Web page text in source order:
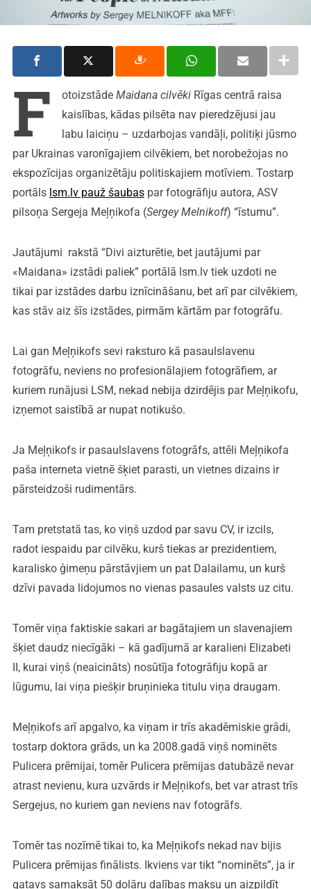
F otoizstādeMaidana cilvēkiRīgas centrā raisa
kaislības, kādas pilsēta nav pieredzējusi jau
labu laiciņu – uzdarbojas vandāļi, politiķi jūsmo
par Ukrainas varonīgajiem cilvēkiem, bet norobežojas no
ekspozīcijas organizētāju politiskajiem motīviem. Tostarp
portāls lsm.lv pauž šaubaspar fotogrāfiju autora, ASV
pilsoņa Sergeja Meļņikofa (Sergey Melnikoff) “īstumu”.
Jautājumi rakstā “Divi aizturētie, bet jautājumi par
«Maidana» izstādi paliek” portālā lsm.lv tiek uzdoti ne
tikai par izstādes darbu iznīcināšanu, bet arī par cilvēkiem,
kas stāv aiz šīs izstādes, pirmām kārtām par fotogrāfu.
Lai gan Meļņikofs sevi raksturo kā pasaulslavenu
fotogrāfu, neviens no profesionālajiem fotogrāfiem, ar
kuriem runājusi LSM, nekad nebija dzirdējis par Meļņikofu,
izņemot saistībā ar nupat notikušo.
Ja Meļņikofs ir pasaulslavens fotogrāfs, attēli Meļņikofa
paša interneta vietnē šķiet parasti, un vietnes dizains ir
pārsteidzoši rudimentārs.
Tam pretstatā tas, ko viņš uzdod par savu CV, ir izcils,
radot iespaidu par cilvēku, kurš tiekas ar prezidentiem,
karalisko ģimeņu pārstāvjiem un pat Dalailamu, un kurš
dzīvi pavada lidojumos no vienas pasaules valsts uz citu.
Tomēr viņa faktiskie sakari ar bagātajiem un slavenajiem
šķiet daudz niecīgāki – kā gadījumā ar karalieni Elizabeti
II, kurai viņš (neaicināts) nosūtīja fotogrāfiju kopā ar
lūgumu, lai viņa piešķir bruņinieka titulu viņa draugam.
Meļņikofs arī apgalvo, ka viņam ir trīs akadēmiskie grādi,
tostarp doktora grāds, un ka 2008.gadā viņš nominēts
Pulicera prēmijai, tomēr Pulicera prēmijas datubāzē nevar
atrast nevienu, kura uzvārds ir Meļņikofs, bet var atrast trīs
Sergejus, no kuriem gan neviens nav fotogrāfs.
Tomēr tas nozīmē tikai to, ka Meļņikofs nekad nav bijis
Pulicera prēmijas finālists. Ikviens var tikt “nominēts”, ja ir
gatavs samaksāt 50 dolāru dalības maksu un aizpildīt